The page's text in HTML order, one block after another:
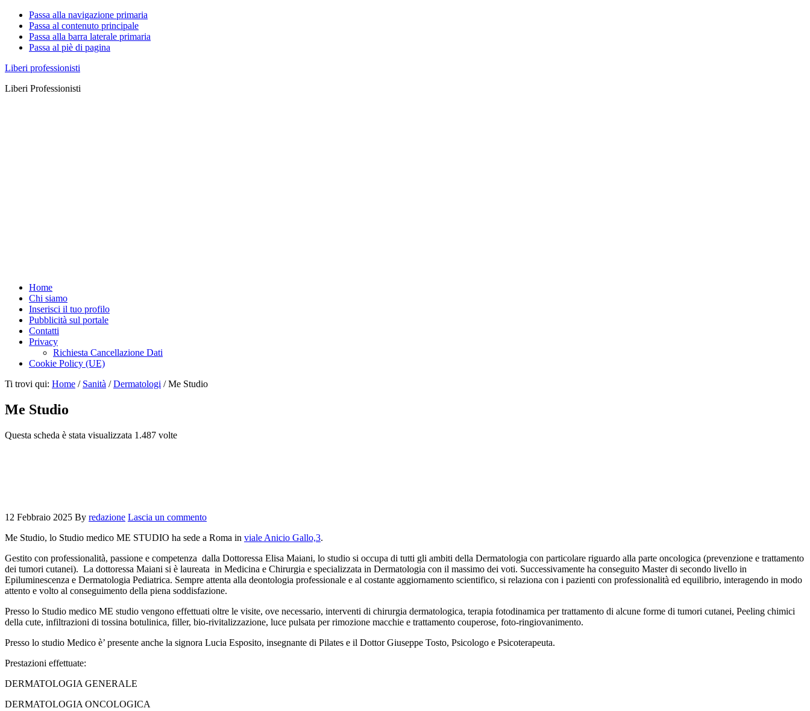
Passa alla navigazione primaria
Passa al contenuto principale
Passa alla barra laterale primaria
Passa al piè di pagina
Liberi professionisti
Liberi Professionisti
Home
Chi siamo
Inserisci il tuo profilo
Pubblicità sul portale
Contatti
Privacy
Richiesta Cancellazione Dati
Cookie Policy (UE)
Ti trovi qui: Home / Sanità / Dermatologi /Me Studio
Me Studio
Questa scheda è stata visualizzata 1.487 volte
12 Febbraio 2025 By redazione Lascia un commento
Me Studio, lo Studio medico ME STUDIO ha sede a Roma in viale Anicio Gallo,3.
Gestito con professionalità, passione e competenza dalla Dottoressa Elisa Maiani, lo studio si occupa di tutti gli ambiti della Dermatologia con particolare riguardo alla parte oncologica (prevenzione e trattamento
dei tumori cutanei). La dottoressa Maiani si è laureata in Medicina e Chirurgia e specializzata in Dermatologia con il massimo dei voti. Successivamente ha conseguito Master di secondo livello in
Epiluminescenza e Dermatologia Pediatrica. Sempre attenta alla deontologia professionale e al costante aggiornamento scientifico, si relaziona con i pazienti con professionalità ed equilibrio, interagendo in modo
attento e volto al conseguimento della piena soddisfazione.
Presso lo Studio medico ME studio vengono effettuati oltre le visite, ove necessario, interventi di chirurgia dermatologica, terapia fotodinamica per trattamento di alcune forme di tumori cutanei, Peeling chimici
della cute, infiltrazioni di tossina botulinica, filler, bio-rivitalizzazione, luce pulsata per rimozione macchie e trattamento couperose, foto-ringiovanimento.
Presso lo studio Medico è’ presente anche la signora Lucia Esposito, insegnante di Pilates e il Dottor Giuseppe Tosto, Psicologo e Psicoterapeuta.
Prestazioni effettuate:
DERMATOLOGIA GENERALE
DERMATOLOGIA ONCOLOGICA